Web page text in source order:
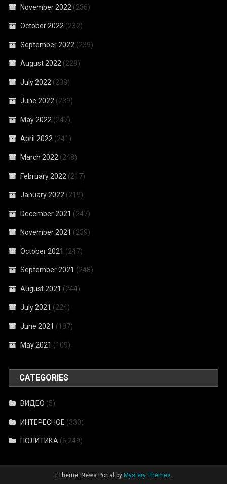
November 2022 (236)
October 2022 (232)
September 2022 (239)
August 2022 (229)
July 2022 (238)
June 2022 (239)
May 2022 (247)
April 2022 (241)
March 2022 (248)
February 2022 (217)
January 2022 (219)
December 2021 (247)
November 2021 (239)
October 2021 (247)
September 2021 (248)
August 2021 (244)
July 2021 (224)
June 2021 (187)
May 2021 (109)
CATEGORIES
ВИДЕО (5)
ИНТЕРЕСНОЕ (330)
ПОЛИТИКА (6,249)
Theme: News Portal by Mystery Themes.